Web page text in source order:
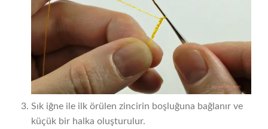
Sık iğne ile ilk örülen zincirin boşluğuna bağlanır ve
küçük bir halka oluşturulur.